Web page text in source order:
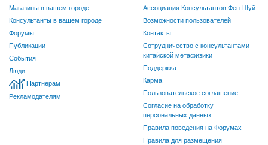
Магазины в вашем городе
Консультанты в вашем городе
Форумы
Публикации
События
Люди
Партнерам
Рекламодателям
Ассоциация Консультантов Фен-Шуй
Возможности пользователей
Контакты
Сотрудничество с консультантами
китайской метафизики
Поддержка
Карма
Пользовательское соглашение
Согласие на обработку
персональных данных
Правила поведения на Форумах
Правила для размещения